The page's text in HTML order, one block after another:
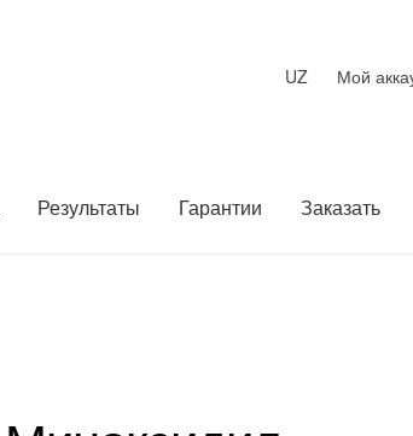
UZ Мой
Результаты Гарантии Заказать